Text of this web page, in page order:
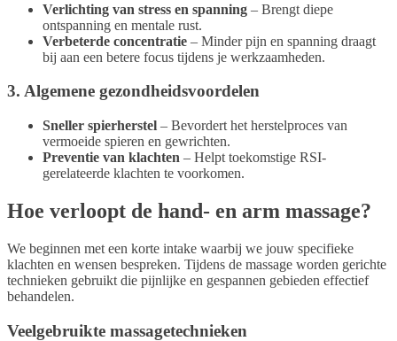
Verlichting van stress en spanning – Brengt diepe
ontspanning en mentale rust.
Verbeterde concentratie – Minder pijn en spanning draagt
bij aan een betere focus tijdens je werkzaamheden.
3. Algemene gezondheidsvoordelen
Sneller spierherstel – Bevordert het herstelproces van
vermoeide spieren en gewrichten.
Preventie van klachten – Helpt toekomstige RSI-
gerelateerde klachten te voorkomen.
Hoe verloopt de hand- en arm massage?
We beginnen met een korte intake waarbij we jouw specifieke
klachten en wensen bespreken. Tijdens de massage worden gerichte
technieken gebruikt die pijnlijke en gespannen gebieden effectief
behandelen.
Veelgebruikte massagetechnieken